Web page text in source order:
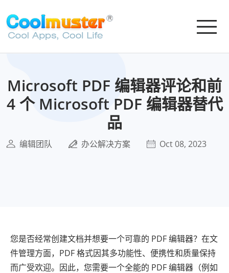
Microsoft PDF 编辑器评论和前
4 个 Microsoft PDF 编辑器替代
品
编辑团队 办公解决方案 Oct 08, 2023
您是否经常创建文档并想要一个可靠的 PDF 编辑器？在文
件管理方面，PDF 格式因其多功能性、便携性和质量保持
而广受欢迎。因此，您需要一个全能的 PDF 编辑器（例如